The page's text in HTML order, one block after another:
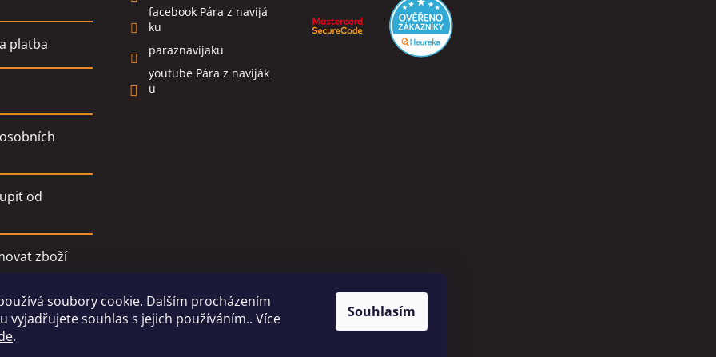
soubory cookie. Dalším procházením
vyjadřujete souhlas s jejich používáním.. Více
.
Souhlasím
platba
od
zboží
podmínky
facebook Pára z navijá
ku
paraznavijaku
youtube Pára z naviják
u